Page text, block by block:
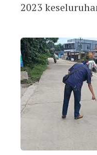
2023